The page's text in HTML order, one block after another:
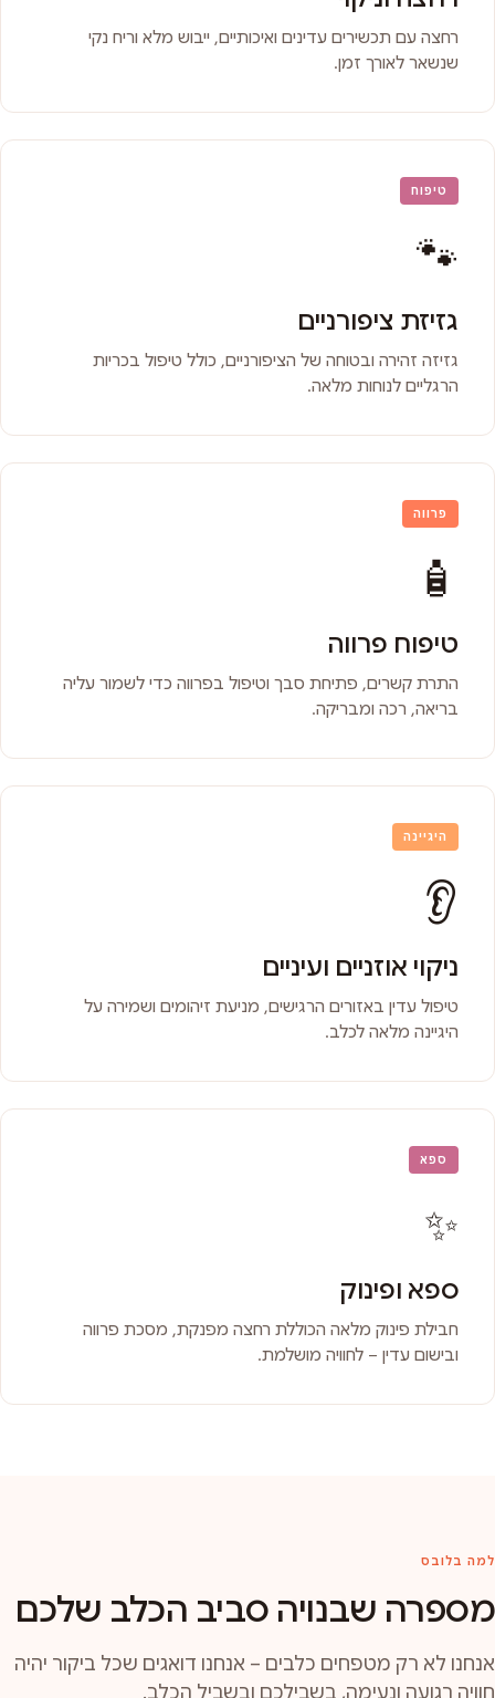
רחצה עם תכשירים עדינים ואיכותיים, ייבוש מלא וריח נקי
שנשאר לאורך זמן.
טיפוח
🐾
גזיזת ציפורניים
גזיזה זהירה ובטוחה של הציפורניים, כולל טיפול בכריות
הרגליים לנוחות מלאה.
פרווה
🧴
טיפוח פרווה
התרת קשרים, פתיחת סבך וטיפול בפרווה כדי לשמור עליה
בריאה, רכה ומבריקה.
היגיינה
👂
ניקוי אוזניים ועיניים
טיפול עדין באזורים הרגישים, מניעת זיהומים ושמירה על
היגיינה מלאה לכלב.
ספא
✨
ספא ופינוק
חבילת פינוק מלאה הכוללת רחצה מפנקת, מסכת פרווה
ובישום עדין – לחוויה מושלמת.
למה בלובס
מספרה שבנויה סביב הכלב שלכם
אנחנו לא רק מטפחים כלבים – אנחנו דואגים שכל ביקור יהיה
חוויה רגועה ונעימה, בשבילכם ובשביל הכלב.